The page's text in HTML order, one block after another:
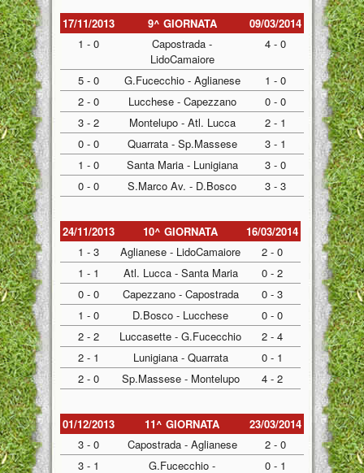
17/11/2013 9^ GIORNATA
09/03/2014
1 - 0
Capostrada -
LidoCamaiore
4 - 0
5 - 0 G.Fucecchio - Aglianese
1 - 0
2 - 0
Lucchese - Capezzano
0 - 0
3 - 2
Montelupo - Atl. Lucca
2 - 1
0 - 0
Quarrata - Sp.Massese
3 - 1
1 - 0
Santa Maria - Lunigiana
3 - 0
0 - 0
S.Marco Av. - D.Bosco 3 - 3
24/11/2013 10^ GIORNATA
16/03/2014
1 - 3
Aglianese - LidoCamaiore
2 - 0
1 - 1
Atl. Lucca - Santa Maria
0 - 2
0 - 0
Capezzano - Capostrada
0 - 3
1 - 0
D.Bosco - Lucchese
0 - 0
2 - 2
Luccasette - G.Fucecchio
2 - 4
2 - 1
Lunigiana - Quarrata
0 - 1
2 - 0
Sp.Massese - Montelupo 4 - 2
01/12/2013 11^ GIORNATA
23/03/2014
3 - 0
Capostrada - Aglianese
2 - 0
3 - 1
G.Fucecchio -
0 - 1